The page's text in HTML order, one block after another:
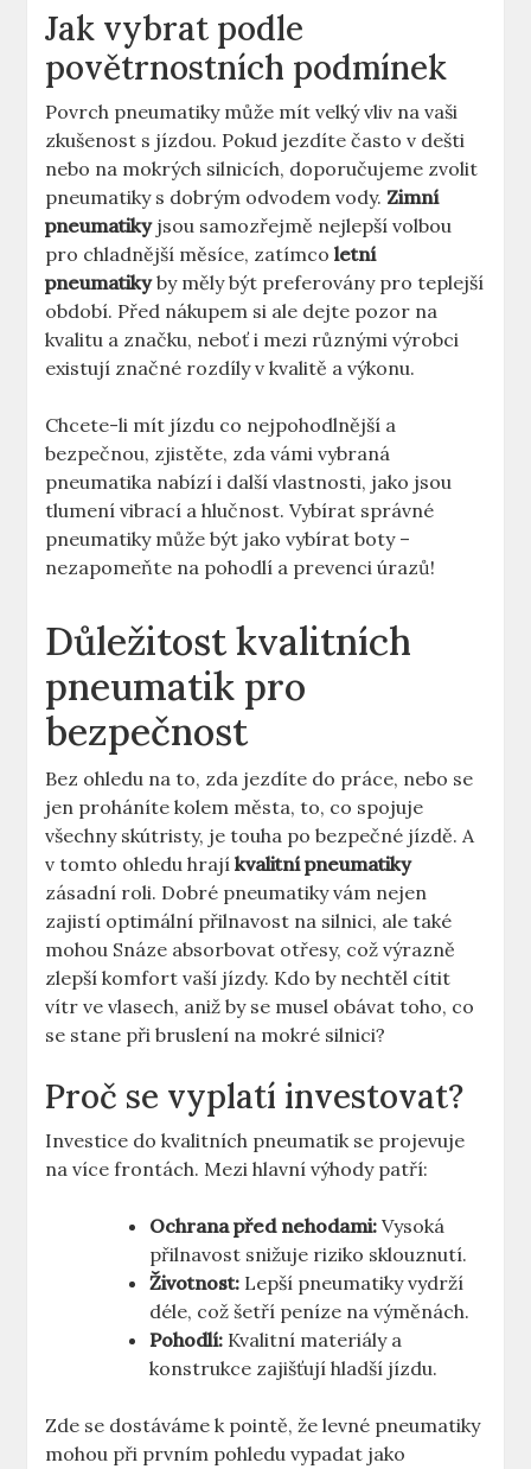
Jak vybrat podle
povětrnostních podmínek
Povrch pneumatiky může mít velký vliv na vaši
zkušenost s jízdou. Pokud jezdíte často v dešti
nebo na mokrých silnicích, doporučujeme zvolit
pneumatiky s dobrým odvodem vody. Zimní
pneumatikyjsou samozřejmě nejlepší volbou
pro chladnější měsíce, zatímcoletní
pneumatikyby měly být preferovány pro teplejší
období. Před nákupem si ale dejte pozor na
kvalitu a značku, neboť i mezi různými výrobci
existují značné rozdíly v kvalitě a výkonu.
Chcete-li mít jízdu co nejpohodlnější a
bezpečnou, zjistěte, zda vámi vybraná
pneumatika nabízí i další vlastnosti, jako jsou
tlumení vibrací a hlučnost. Vybírat správné
pneumatiky může být jako vybírat boty –
nezapomeňte na pohodlí a prevenci úrazů!
Důležitost kvalitních
pneumatik pro
bezpečnost
Bez ohledu na to, zda jezdíte do práce, nebo se
jen proháníte kolem města, to, co spojuje
všechny skútristy, je touha po bezpečné jízdě. A
v tomto ohledu hrajíkvalitní pneumatiky
zásadní roli. Dobré pneumatiky vám nejen
zajistí optimální přilnavost na silnici, ale také
mohou Snáze absorbovat otřesy, což výrazně
zlepší komfort vaší jízdy. Kdo by nechtěl cítit
vítr ve vlasech, aniž by se musel obávat toho, co
se stane při bruslení na mokré silnici?
Proč se vyplatí investovat?
Investice do kvalitních pneumatik se projevuje
na více frontách. Mezi hlavní výhody patří:
Ochrana před nehodami: Vysoká
přilnavost snižuje riziko sklouznutí.
Životnost: Lepší pneumatiky vydrží
déle, což šetří peníze na výměnách.
Pohodlí: Kvalitní materiály a
konstrukce zajišťují hladší jízdu.
Zde se dostáváme k pointě, že levné pneumatiky
mohou při prvním pohledu vypadat jako